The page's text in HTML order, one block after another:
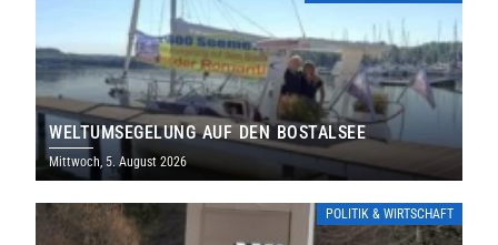
WELTUMSEGELUNG AUF DEN BOSTALSEE
Mittwoch, 5. August 2026
POLITIK & WIRTSCHAFT